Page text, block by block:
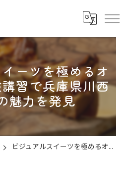
ーツを極めるオ
習で兵庫県川西
魅力を発見
ビジュアルスイーツを極めるオンライン体験講習で兵庫県川西市若宮の魅力を発見